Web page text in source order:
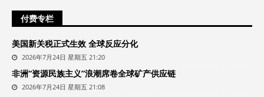
付费专栏
美国新关税正式生效 全球反应分化
2026年7月24日 星期五 21:20
非洲“资源民族主义”浪潮席卷全球矿产供应链
2026年7月24日 星期五 21:08